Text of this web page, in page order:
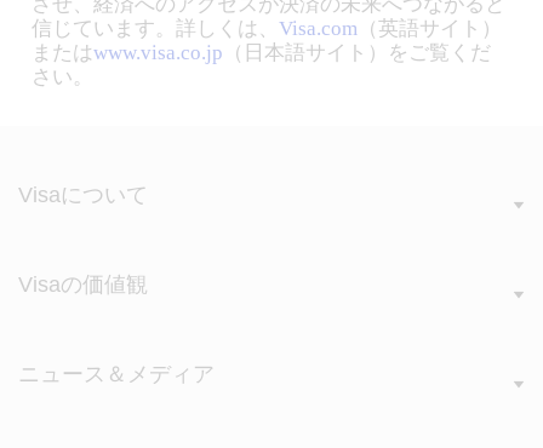
信じています。詳しくは、Visa.com （英語サイト）
またはwww.visa.co.jp （日本語サイト）をご覧くだ
さい。
Visaについて
Visaの価値観
ニュース＆メディア